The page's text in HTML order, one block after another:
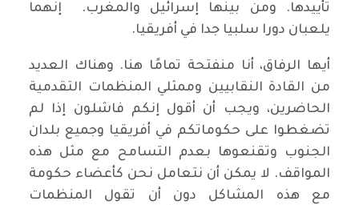
تأييدها. ومن بينها إسرائيل والمغرب. إنهما
يلعبان دورا سلبيا جدا في أفريقيا.
أيها الرفاق، أنا منفتحة تمامًا هنا. وهناك العديد
من القادة النقابيين وممثلي المنظمات التقدمية
الحاضرين، ويجب أن أقول إنكم فاشلون إذا لم
تضغطوا على حكوماتكم في أفريقيا وجميع بلدان
الجنوب وتقنعوها بعدم التسامح مع مثل هذه
المواقف. لا يمكن أن نتعامل نحن كأعضاء حكومة
مع هذه المشاكل دون أن تقول المنظمات